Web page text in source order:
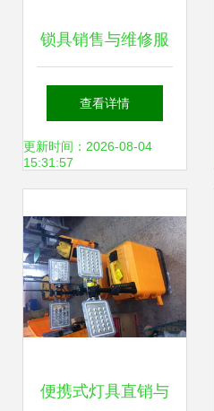
锁具销售与维修服
务 守护安全，便捷
生活
查看详情
更新时间：2026-08-04
15:31:57
便携式灯具直销与